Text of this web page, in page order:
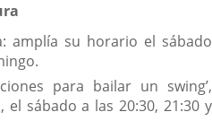
amplía su horario el sábado
para bailar un swing’,
sábado a las 20:30, 21:30 y